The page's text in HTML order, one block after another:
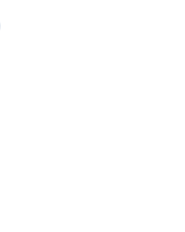
whatsapp